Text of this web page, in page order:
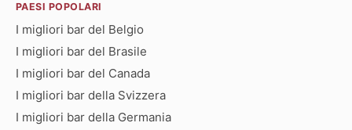
PAESI POPOLARI
I migliori bar del Belgio
I migliori bar del Brasile
I migliori bar del Canada
I migliori bar della Svizzera
I migliori bar della Germania